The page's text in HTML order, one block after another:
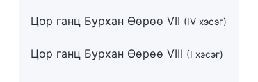
Цор ганц Бурхан Өөрөө VII (IV хэсэг)
Цор ганц Бурхан Өөрөө VIII (I хэсэг)